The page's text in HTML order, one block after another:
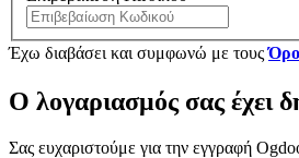
Έχω διαβάσει και συμφωνώ με τους
Ο λογαριασμός σας έχει
Σας ευχαριστούμε για την εγγραφή